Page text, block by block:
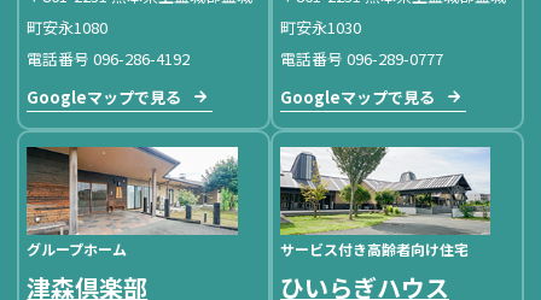
町安永1080
電話番号 096-286-4192
Googleマップで見る
町安永1030
電話番号 096-289-0777
Googleマップで見る
グループホーム
津森倶楽部
サービス付き高齢者向け住宅
ひいらぎハウス